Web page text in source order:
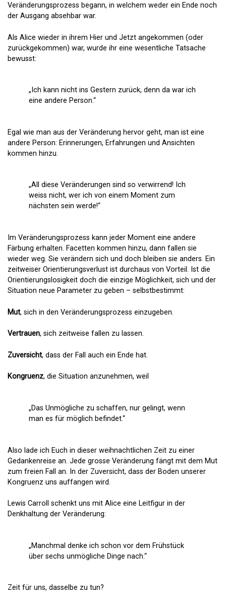
Veränderungsprozess begann, in welchem weder ein Ende noch
der Ausgang absehbar war.
Als Alice wieder in ihrem Hier und Jetzt angekommen (oder
zurückgekommen) war, wurde ihr eine wesentliche Tatsache
bewusst:
„Ich kann nicht ins Gestern zurück, denn da war ich
eine andere Person.“
Egal wie man aus der Veränderung hervor geht, man ist eine
andere Person: Erinnerungen, Erfahrungen und Ansichten
kommen hinzu.
„All diese Veränderungen sind so verwirrend! Ich
weiss nicht, wer ich von einem Moment zum
nächsten sein werde!“
Im Veränderungsprozess kann jeder Moment eine andere
Färbung erhalten. Facetten kommen hinzu, dann fallen sie
wieder weg. Sie verändern sich und doch bleiben sie anders. Ein
zeitweiser Orientierungsverlust ist durchaus von Vorteil. Ist die
Orientierungslosigkeit doch die einzige Möglichkeit, sich und der
Situation neue Parameter zu geben – selbstbestimmt:
Mut, sich in den Veränderungsprozess einzugeben.
Vertrauen, sich zeitweise fallen zu lassen.
Zuversicht, dass der Fall auch ein Ende hat.
Kongruenz, die Situation anzunehmen, weil
„Das Unmögliche zu schaffen, nur gelingt, wenn
man es für möglich befindet.“
Also lade ich Euch in dieser weihnachtlichen Zeit zu einer
Gedankenreise an. Jede grosse Veränderung fängt mit dem Mut
zum freien Fall an. In der Zuversicht, dass der Boden unserer
Kongruenz uns auffangen wird.
Lewis Carroll schenkt uns mit Alice eine Leitfigur in der
Denkhaltung der Veränderung:
„Manchmal denke ich schon vor dem Frühstück
über sechs unmögliche Dinge nach.“
Zeit für uns, dasselbe zu tun?